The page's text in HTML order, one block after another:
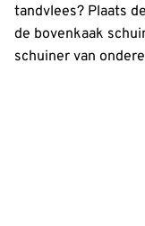
tandvlees? Plaats
de bovenkaak
schuiner van